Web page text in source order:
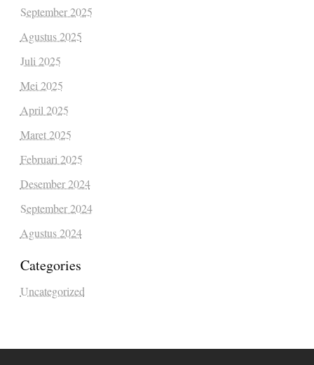
September 2025
Agustus 2025
Juli 2025
Mei 2025
April 2025
Maret 2025
Februari 2025
Desember 2024
September 2024
Agustus 2024
Categories
Uncategorized